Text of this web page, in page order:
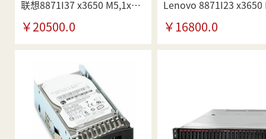
联想8871I37 x3650 M5,1xE5-2630v4其他机架式服务器
￥20500.0 ￥16800.0